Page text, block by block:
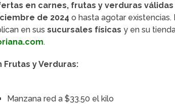
en carnes, frutas y verduras válidas
de 2024 o hasta agotar existencias.
en sus sucursales físicas y en su
.
Frutas y Verduras:
Manzana red a $33.50 el kilo